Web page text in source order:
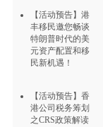
【活动预告】港
丰移民邀您畅谈
特朗普时代的美
元资产配置和移
民新机遇！
【活动预告】香
港公司税务筹划
之CRS政策解读